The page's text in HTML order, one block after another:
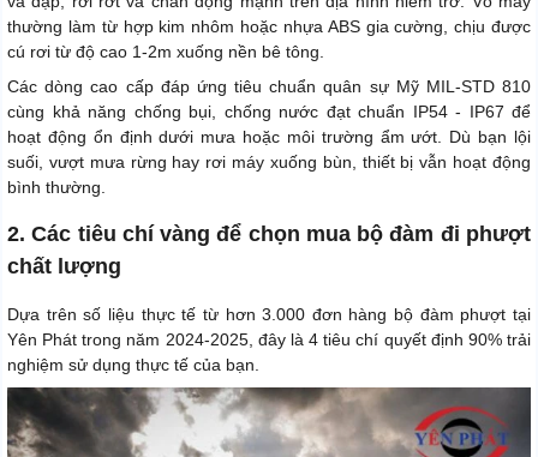
thường làm từ hợp kim nhôm hoặc nhựa ABS gia cường, chịu được
cú rơi từ độ cao 1-2m xuống nền bê tông.
Các dòng cao cấp đáp ứng tiêu chuẩn quân sự Mỹ MIL-STD 810
cùng khả năng chống bụi, chống nước đạt chuẩn IP54 - IP67 để
hoạt động ổn định dưới mưa hoặc môi trường ẩm ướt. Dù bạn lội
suối, vượt mưa rừng hay rơi máy xuống bùn, thiết bị vẫn hoạt động
bình thường.
2. Các tiêu chí vàng để chọn mua bộ đàm đi phượt
chất lượng
Dựa trên số liệu thực tế từ hơn 3.000 đơn hàng bộ đàm phượt tại
Yên Phát trong năm 2024-2025, đây là 4 tiêu chí quyết định 90% trải
nghiệm sử dụng thực tế của bạn.